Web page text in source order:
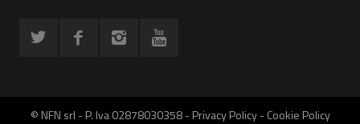
© NFN srl - P. Iva 02878030358 -Privacy Policy-Cookie Policy